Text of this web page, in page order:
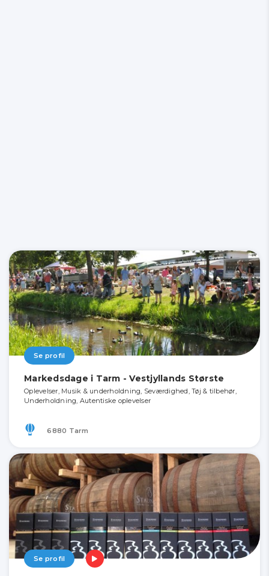
Se profil
Markedsdage i Tarm - Vestjyllands Største
Oplevelser, Musik & underholdning, Seværdighed, Tøj & tilbehør,
Underholdning, Autentiske oplevelser
6880 Tarm
Se profil